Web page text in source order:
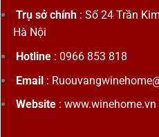
Trụ sở chính: Số 24 Trần
Hà Nội
Hotline: 0966 853 818
Email:
Website: www.winehome.vn